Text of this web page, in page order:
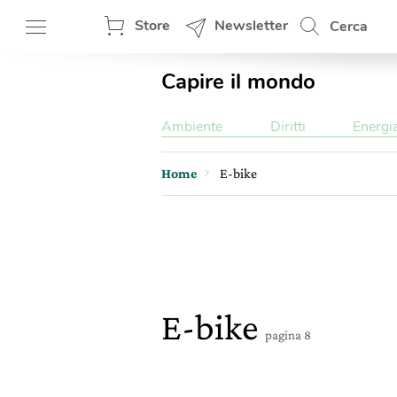
Store Newsletter Cerca
Capire il mondo
Ambiente Diritti
Home E-bike
E-bike pagina 8